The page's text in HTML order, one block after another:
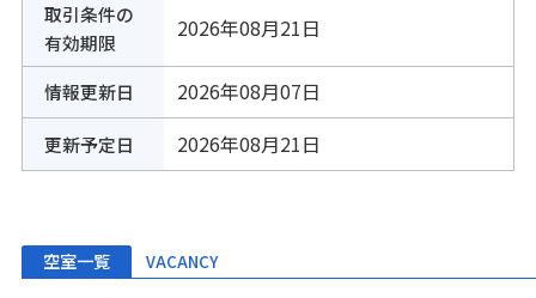
取引条件の
有効期限
2026年08月21日
情報更新日 2026年08月07日
更新予定日 2026年08月21日
空室一覧 VACANCY